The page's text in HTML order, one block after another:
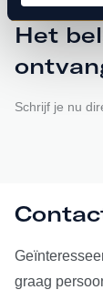
Het
Schrijf je nu
graag